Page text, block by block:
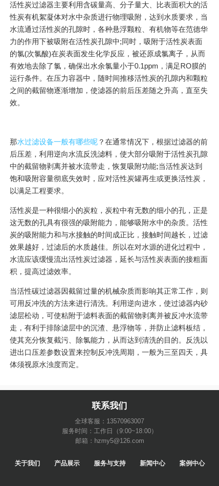
活性炭过滤器主要利用含碳量高、分子量大、比表面积大的活
性炭有机絮凝体对水中杂质进行物理吸附，达到水质要求，当
水流通过活性炭的孔隙时，各种悬浮颗粒、有机物等在范德华
力的作用下被吸附在活性炭孔隙中;同时，吸附于活性炭表面
的氯(次氯酸)在炭表面发生化学反应，被还原成氯离子，从而
有效地去除了氯，确保出水余氯量小于0.1ppm，满足RO膜的
运行条件。在压力容器中，随时间推移活性炭的孔隙内和颗粒
之间的截留物逐渐增加，使滤器的前后压差随之升高，直至失
效。
那水过滤设备一般有哪些呢 ？在通常情况下，根据过滤器的前
后压差，利用逆向水流反洗滤料，使大部分吸附于活性炭孔隙
中的截留物剥离并被水流带走，恢复吸附功能;当活性炭达到
饱和吸附容量彻底失效时，应对活性炭罐再生或更换活性炭，
以满足工程要求。
活性炭是一种很细小的炭粒，炭粒中有无数的细小的孔，正是
这无数的孔具有很强的吸附能力，能够吸附水中的杂质。活性
炭的吸附能力和与水接触的时间成正比，接触时间越长，过滤
效果越好，过滤后的水质越佳。所以在对水源的进化过程中，
水流应该缓慢流出活性炭过滤器，延长与活性炭表面的接粗面
积，提高过滤效率。
当活性碳过滤器因截留过量的机械杂质而影响其正常工作，则
可用反冲洗的方法来进行清洗。利用逆向进水，使过滤器内砂
滤层松动，可使粘附于滤料表面的截留物剥离并被反冲水流带
走，有利于排除滤层中的沉渣、悬浮物等，并防止滤料板结，
使其充分恢复截污、除氯能力，从而达到清洗的目的。反洗以
进出口压差参数设置来控制反冲洗周期，一般为三至四天，具
体须视原水浊度而定。
联系我们
全球客服：13570963007
服务时间：工作日（9:00~18:00）
邮箱：hzmy5@126.com
关于我们 产品展示 服务与支持 新闻中心 案例中心